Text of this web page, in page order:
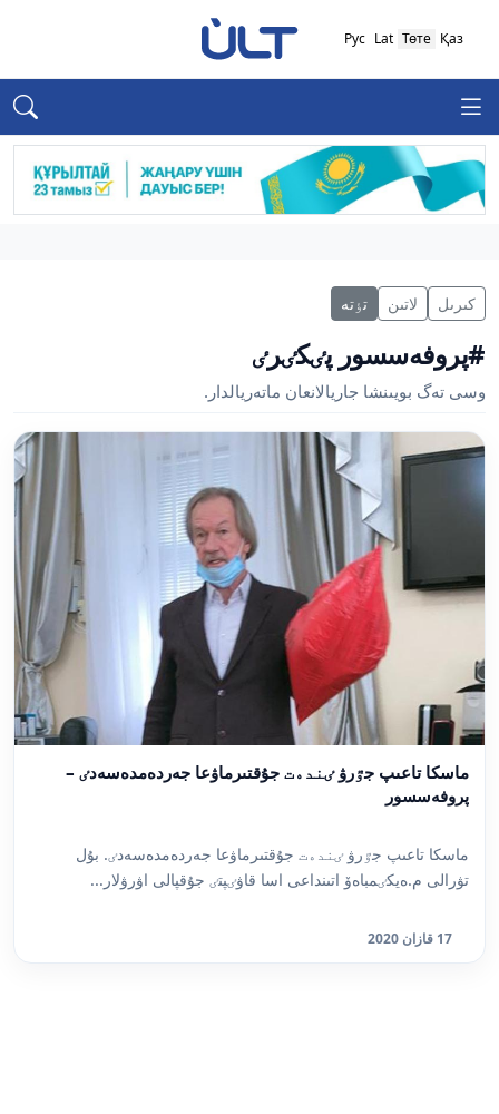
Қаз
Төте
Lat
Рус
كىرىل لاتىن تٶتە
#پروفەسسور پٸكٸرٸ
وسى تەگ بويىنشا جاريالانعان ماتەريالدار.
ماسكا تاعىپ جٷرۋ ٸندەت جۇقتىرماۋعا جەردەمدەسەدٸ –
پروفەسسور
ماسكا تاعىپ جٷرۋ ٸندەت جۇقتىرماۋعا جەردەمدەسەدٸ. بۇل
تۋرالى م.ەيكٸمباەۆ اتىنداعى اسا قاۋٸپتٸ جۇقپالى اۋرۋلار...
17 قازان 2020